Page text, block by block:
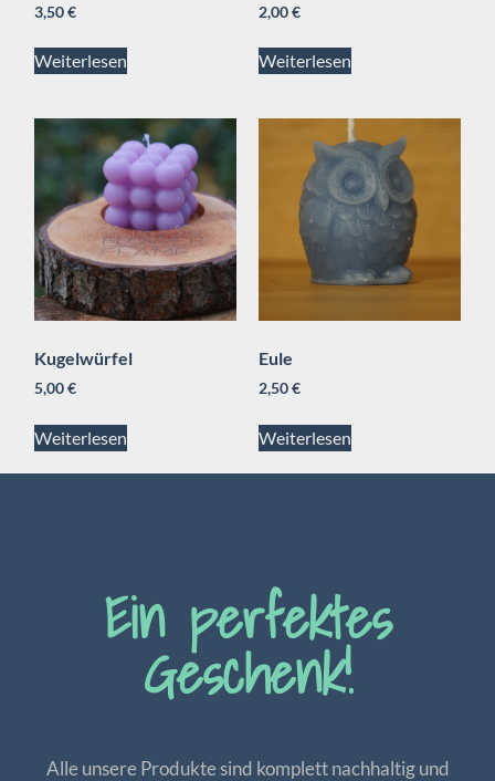
3,50€
Weiterlesen
2,00€
Weiterlesen
Kugelwürfel
5,00€
Weiterlesen
Eule
2,50€
Weiterlesen
Ein perfektes
Geschenk!
Alle unsere Produkte sind komplett nachhaltig und